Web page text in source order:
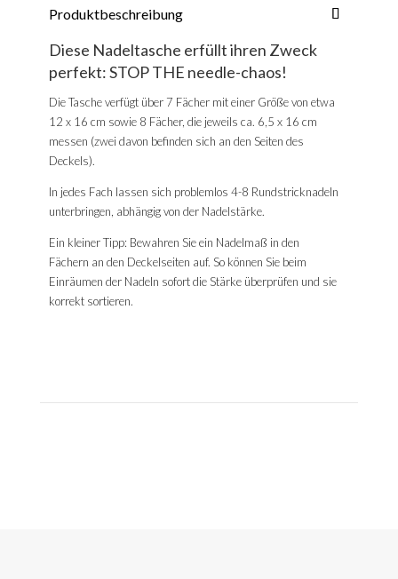
Produktbeschreibung
Diese Nadeltasche erfüllt ihren Zweck
perfekt: STOP THE needle-chaos!
Die Tasche verfügt über 7 Fächer mit einer Größe von etwa
12 x 16 cm sowie 8 Fächer, die jeweils ca. 6,5 x 16 cm
messen (zwei davon befinden sich an den Seiten des
Deckels).
In jedes Fach lassen sich problemlos 4-8 Rundstricknadeln
unterbringen, abhängig von der Nadelstärke.
Ein kleiner Tipp: Bewahren Sie ein Nadelmaß in den
Fächern an den Deckelseiten auf. So können Sie beim
Einräumen der Nadeln sofort die Stärke überprüfen und sie
korrekt sortieren.